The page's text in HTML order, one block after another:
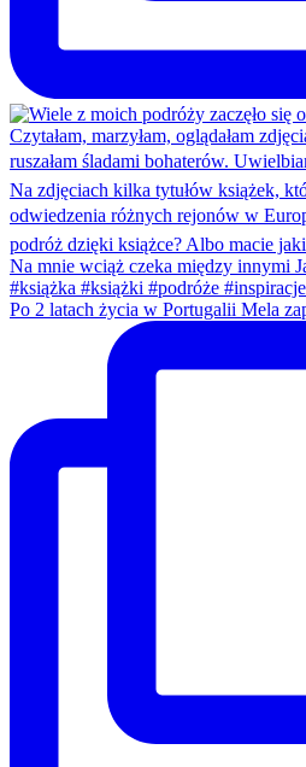
Po 2 latach życia w Portugalii Mela